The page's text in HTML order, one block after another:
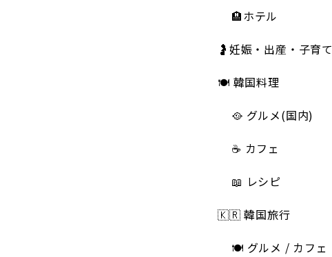
🏨ホテル
🤰妊娠・出産・子育て
🍽 韓国料理
🥘 グルメ(国内)
☕️ カフェ
📖 レシピ
🇰🇷 韓国旅行
🍽 グルメ / カフェ